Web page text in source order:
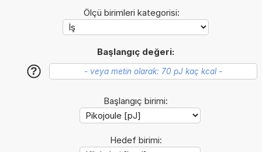
Ölçü birimleri kategorisi:
Başlangıç değeri:
?
Başlangıç birimi:
Hedef birimi: